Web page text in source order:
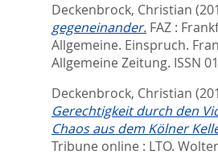
Deckenbrock, Christian
gegeneinander. FAZ :
Allgemeine. Einspruch.
Allgemeine Zeitung. ISSN
Deckenbrock, Christian
Gerechtigkeit durch den
Chaos aus dem Kölner
Tribune online : LTO.